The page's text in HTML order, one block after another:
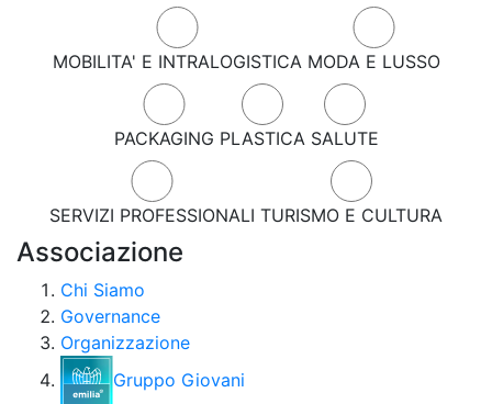
MOBILITA' E INTRALOGISTICA MODA E LUSSO
PACKAGING PLASTICA SALUTE
SERVIZI PROFESSIONALI TURISMO E CULTURA
Associazione
Chi Siamo
Governance
Organizzazione
Gruppo Giovani